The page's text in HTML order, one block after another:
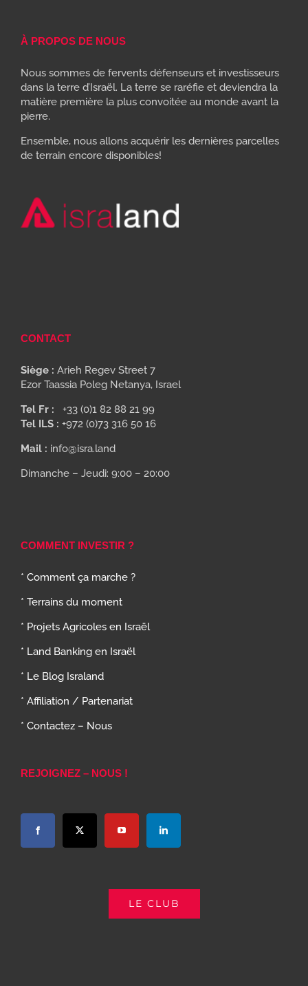
À PROPOS DE NOUS
Nous sommes de fervents défenseurs et investisseurs
dans la terre d’Israël. La terre se raréfie et deviendra la
matière première la plus convoitée au monde avant la
pierre.
Ensemble, nous allons acquérir les dernières parcelles
de terrain encore disponibles!
CONTACT
Siège : Arieh Regev Street 7
Ezor Taassia Poleg Netanya, Israel
Tel Fr : +33 (0)1 82 88 21 99
Tel ILS : +972 (0)73 316 50 16
Mail : info@isra.land
Dimanche – Jeudi: 9:00 – 20:00
COMMENT INVESTIR ?
* Comment ça marche ?
* Terrains du moment
* Projets Agricoles en Israël
* Land Banking en Israël
* Le Blog Israland
* Affiliation / Partenariat
* Contactez – Nous
REJOIGNEZ – NOUS !
LE CLUB